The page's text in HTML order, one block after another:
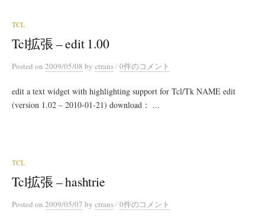
TCL
Tcl拡張 – edit 1.00
Posted on 2009/05/08 by ctrans/0件のコメント
edit a text widget with highlighting support for Tcl/Tk NAME edit
(version 1.02 – 2010-01-21) download： ...
TCL
Tcl拡張 – hashtrie
Posted on 2009/05/07 by ctrans/0件のコメント